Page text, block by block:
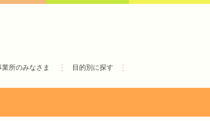
業所のみなさま 目的別に探す